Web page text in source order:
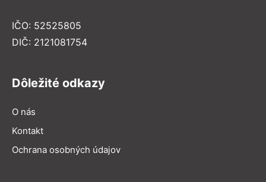
IČO: 52525805
DIČ: 2121081754
Dôležité odkazy
O nás
Kontakt
Ochrana osobných údajov